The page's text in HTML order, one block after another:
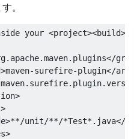
。
your
</
maven-surefire-plugin</
**/unit/**/*Test*.java</